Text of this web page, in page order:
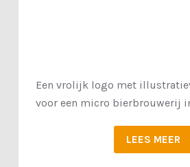
Een vrolijk logo met
voor een micro bierbrouwerij
LEES MEER